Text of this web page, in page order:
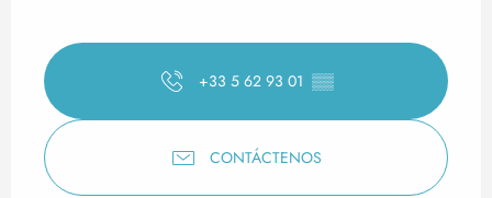
+33 5 62 93 01 ▒▒
CONTÁCTENOS